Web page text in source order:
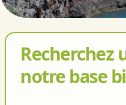
Recherchez
notre base